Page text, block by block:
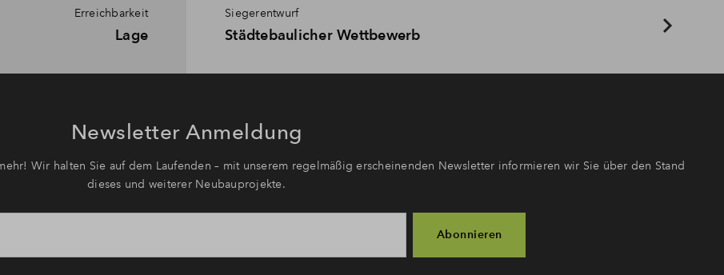
Erreichbarkeit
Lage
Siegerentwurf
Städtebaulicher Wettbewerb
Newsletter Anmeldung
Wir halten Sie auf dem Laufenden – mit unserem regelmäßig erscheinenden Newsletter informieren wir Sie über den Stand
dieses und weiterer Neubauprojekte.
Abonnieren